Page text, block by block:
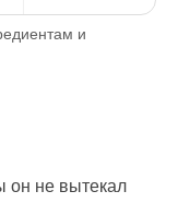
и
он не вытекал